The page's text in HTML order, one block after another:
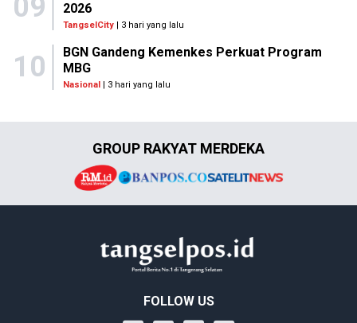
09
2026
TangselCity| 3 hari yang lalu
10
BGN Gandeng Kemenkes Perkuat Program
MBG
Nasional| 3 hari yang lalu
GROUP RAKYAT MERDEKA
FOLLOW US